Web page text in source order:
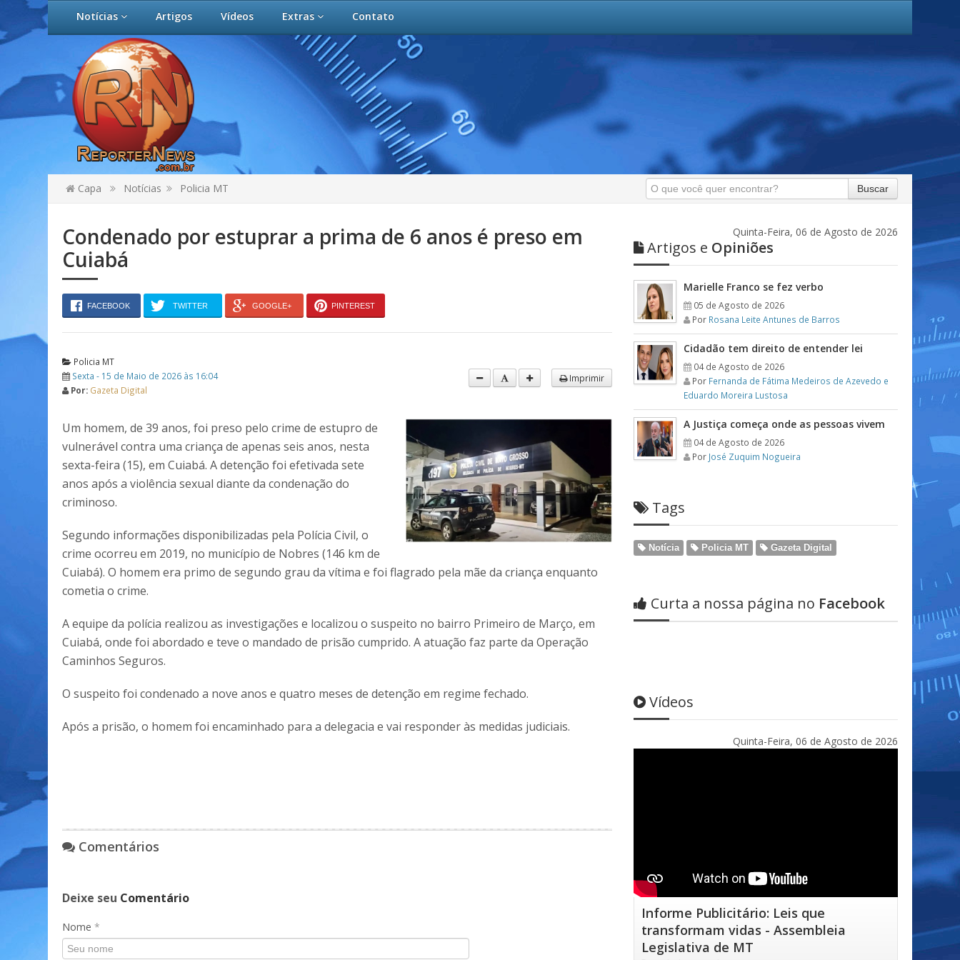
Notícias Artigos Vídeos Extras Contato
Capa Notícias Policia MT Buscar
Condenado por estuprar a prima de 6 anos é preso em
Cuiabá
FACEBOOK TWITTER GOOGLE+ PINTEREST
Policia MT
Sexta - 15 de Maio de 2026 às 16:04
Por: Gazeta Digital
Imprimir
Um homem, de 39 anos, foi preso pelo crime de estupro de
vulnerável contra uma criança de apenas seis anos, nesta
sexta-feira (15), em Cuiabá. A detenção foi efetivada sete
anos após a violência sexual diante da condenação do
criminoso.
Segundo informações disponibilizadas pela Polícia Civil, o
crime ocorreu em 2019, no município de Nobres (146 km de
Cuiabá). O homem era primo de segundo grau da vítima e foi flagrado pela mãe da criança enquanto
cometia o crime.
A equipe da polícia realizou as investigações e localizou o suspeito no bairro Primeiro de Março, em
Cuiabá, onde foi abordado e teve o mandado de prisão cumprido. A atuação faz parte da Operação
Caminhos Seguros.
O suspeito foi condenado a nove anos e quatro meses de detenção em regime fechado.
Após a prisão, o homem foi encaminhado para a delegacia e vai responder às medidas judiciais.
Comentários
Deixe seu Comentário
Nome *
Quinta-Feira, 06 de Agosto de 2026
Artigos e Opiniões
Marielle Franco se fez verbo
05 de Agosto de 2026
Por Rosana Leite Antunes de Barros
Cidadão tem direito de entender lei
04 de Agosto de 2026
Por Fernanda de Fátima Medeiros de Azevedo e
Eduardo Moreira Lustosa
A Justiça começa onde as pessoas vivem
04 de Agosto de 2026
Por José Zuquim Nogueira
Tags
Notícia Policia MT Gazeta Digital
Curta a nossa página no Facebook
Vídeos
Quinta-Feira, 06 de Agosto de 2026
Informe Publicitário: Leis que
transformam vidas - Assembleia
Legislativa de MT